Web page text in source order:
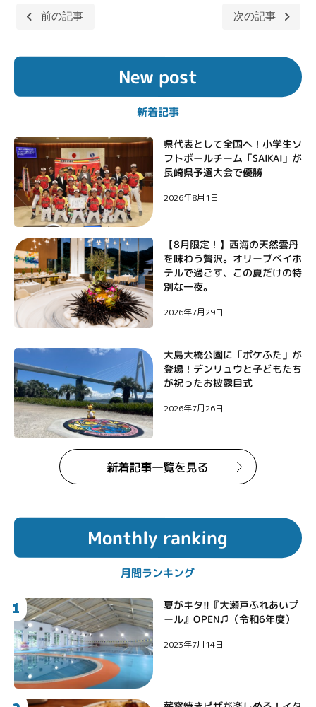
稿
ビ
ー
シ
ョ
ン
前の記事 次の記事
New post
新着記事
県代表として全国へ！小学生ソ
フトボールチーム「SAIKAI」が
長崎県予選大会で優勝
2026年8月1日
【8月限定！】西海の天然雲丹
を味わう贅沢。オリーブベイホ
テルで過ごす、この夏だけの特
別な一夜。
2026年7月29日
大島大橋公園に「ポケふた」が
登場！デンリュウと子どもたち
が祝ったお披露目式
2026年7月26日
Monthly ranking
月間ランキング
1 夏がキタ!!『大瀬戸ふれあいプ
ール』OPEN♫（令和6年度）
2023年7月14日